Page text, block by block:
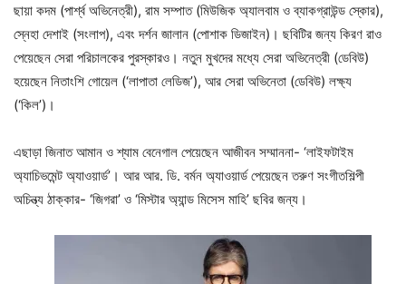
ছায়া কদম (পার্শ্ব অভিনেত্রী), রাম সম্পাত (মিউজিক অ্যালবাম ও ব্যাকগ্রাউন্ড স্কোর),
স্নেহা দেশাই (সংলাপ), এবং দর্শন জালান (পোশাক ডিজাইন)। ছবিটির জন্য কিরণ রাও
পেয়েছেন সেরা পরিচালকের পুরস্কারও। নতুন মুখদের মধ্যে সেরা অভিনেত্রী (ডেবিউ)
হয়েছেন নিতাংশি গোয়েল (‘লাপাতা লেডিজ’), আর সেরা অভিনেতা (ডেবিউ) লক্ষ্য
(‘কিল’)।
এছাড়া জিনাত আমান ও শ্যাম বেনেগাল পেয়েছেন আজীবন সম্মাননা- ‘লাইফটাইম
অ্যাচিভমেন্ট অ্যাওয়ার্ড’। আর আর. ডি. বর্মন অ্যাওয়ার্ড পেয়েছেন তরুণ সংগীতশিল্পী
অচিন্ত্য ঠাক্কার- ‘জিগরা’ ও ‘মিস্টার অ্যান্ড মিসেস মাহি’ ছবির জন্য।